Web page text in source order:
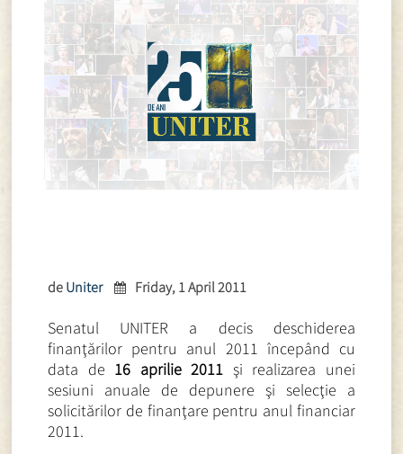
de Uniter Friday, 1 April 2011
Senatul UNITER a decis deschiderea
finanţărilor pentru anul 2011 începând cu
data de 16 aprilie 2011 şi realizarea unei
sesiuni anuale de depunere şi selecţie a
solicitărilor de finanţare pentru anul financiar
2011.